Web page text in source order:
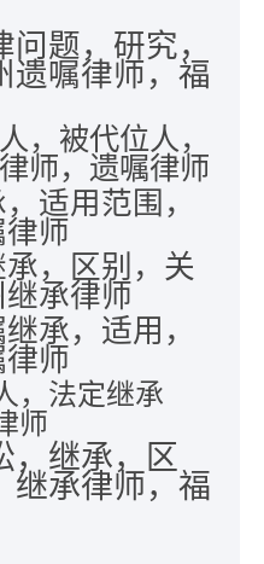
题，研究，
遗嘱律师，福
，被代位人，
师，遗嘱律师
适用范围，
师
，区别，关
承律师
承，适用，
师
，法定继承
师
，继承，区
继承律师，福